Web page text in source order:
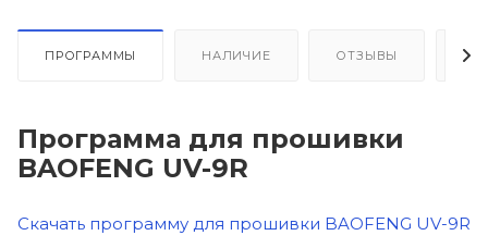
ПРОГРАММЫ НАЛИЧИЕ ОТЗЫВЫ
Программа для прошивки
BAOFENG UV-9R
Скачать программу для прошивки BAOFENG UV-9R